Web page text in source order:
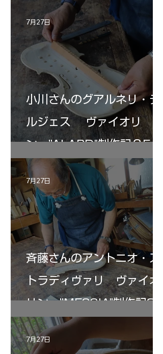
小川さんのグアルネリ・デ
ルジェス ヴァイオリ
ン ”ALARD"制作記３5
7月27日
斉藤さんのアントニオ・ス
トラディヴァリ ヴァイオ
リン ”MESSIA"制作記33
7月27日
7月27日